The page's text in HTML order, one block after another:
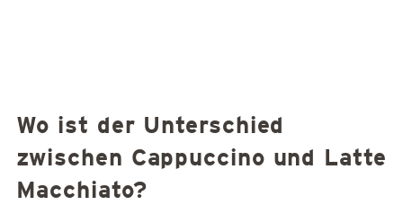
Wo ist der Unterschied
zwischen Cappuccino und Latte
Macchiato?